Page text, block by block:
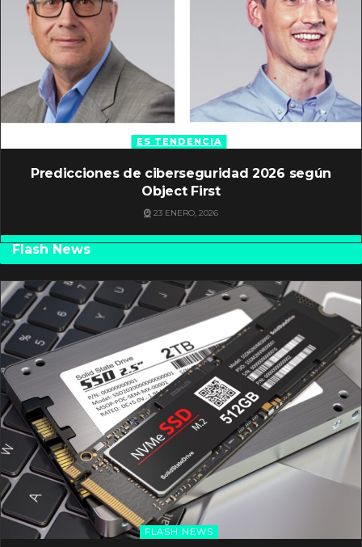
ES TENDENCIA
Predicciones de ciberseguridad 2026 según
Object First
23 ENERO, 2026
Flash News
FLASH NEWS